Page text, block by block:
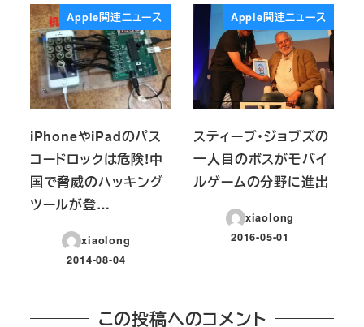
Apple関連ニュース
iPhoneやiPadのパス
コードロックは危険!中
国で脅威のハッキング
ツールが登…
xiaolong
投稿日
2014-08-04
Apple関連ニュース
スティーブ・ジョブズの
一人目のボスがモバイ
ルゲームの分野に進出
xiaolong
投稿日
2016-05-01
この投稿へのコメント